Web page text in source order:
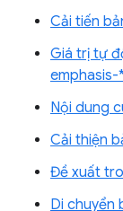
Cải tiến
Giá trị tự
emphasis-
Nội dung
Cải thiện
Đề xuất
Di chuyển